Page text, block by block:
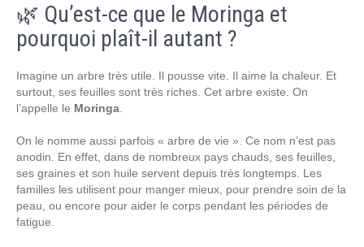
🌿 Qu’est-ce que le Moringa et
pourquoi plaît-il autant ?
Imagine un arbre très utile. Il pousse vite. Il aime la chaleur. Et
surtout, ses feuilles sont très riches. Cet arbre existe. On
l’appelle le Moringa
On le nomme aussi parfois « arbre de vie ». Ce nom n’est pas
anodin. En effet, dans de nombreux pays chauds, ses feuilles,
ses graines et son huile servent depuis très longtemps. Les
familles les utilisent pour manger mieux, pour prendre soin de la
peau, ou encore pour aider le corps pendant les périodes de
fatigue.